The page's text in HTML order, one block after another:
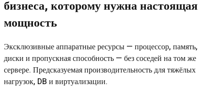
бизнеса, которому нужна настоящая
мощность
Эксклюзивные аппаратные ресурсы — процессор, память,
диски и пропускная способность — без соседей на том же
сервере. Предсказуемая производительность для тяжёлых
нагрузок, DB и виртуализации.